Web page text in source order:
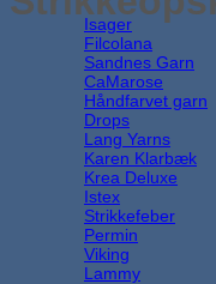
Isager
Filcolana
Sandnes Garn
CaMarose
Håndfarvet garn
Drops
Lang Yarns
Karen Klarbæk
Krea Deluxe
Istex
Strikkefeber
Permin
Viking
Lammy